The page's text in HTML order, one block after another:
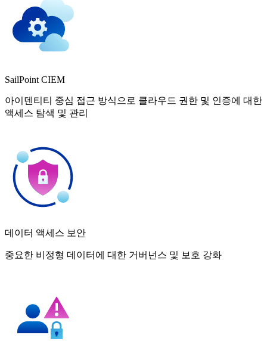
SailPoint CIEM
아이덴티티 중심 접근 방식으로 클라우드 권한 및 인증에 대한
액세스 탐색 및 관리
데이터 액세스 보안
중요한 비정형 데이터에 대한 거버넌스 및 보호 강화